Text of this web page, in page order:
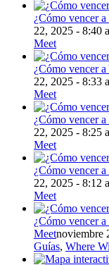
¿Cómo vencer
22, 2025 - 8:40
Meet
¿Cómo vencer
22, 2025 - 8:33
Meet
¿Cómo vencer
22, 2025 - 8:25
Meet
¿Cómo vencer
22, 2025 - 8:12
Meet
¿Cómo vencer
Meetnoviembre
Guías, Where